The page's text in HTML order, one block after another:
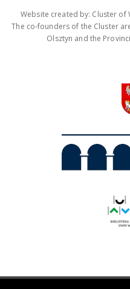
Website created by: Cluster of
The co-founders of the Cluster
Olsztyn and the